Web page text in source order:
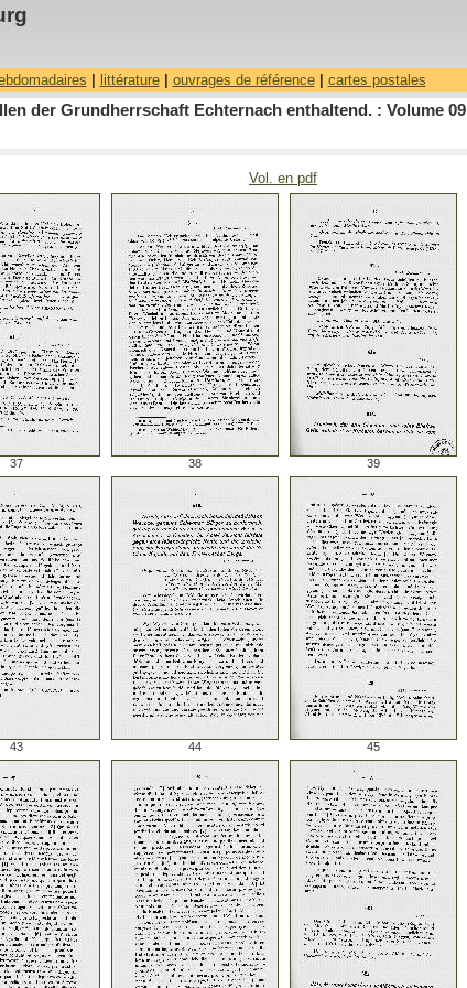
littérature| ouvrages de référence| cartes postales
der Grundherrschaft Echternach enthaltend. : Volume 09
Vol. en pdf
37 38 39
43 44 45